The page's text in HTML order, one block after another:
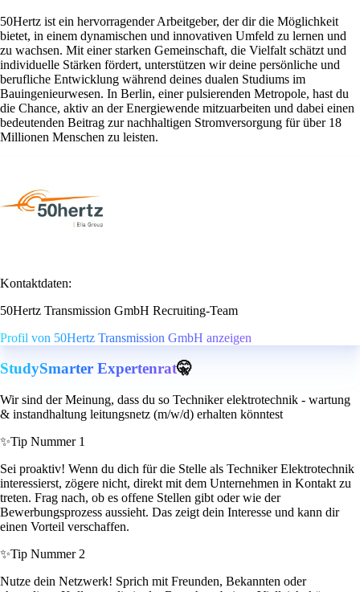
50Hertz ist ein hervorragender Arbeitgeber, der dir die Möglichkeit
bietet, in einem dynamischen und innovativen Umfeld zu lernen und
zu wachsen. Mit einer starken Gemeinschaft, die Vielfalt schätzt und
individuelle Stärken fördert, unterstützen wir deine persönliche und
berufliche Entwicklung während deines dualen Studiums im
Bauingenieurwesen. In Berlin, einer pulsierenden Metropole, hast du
die Chance, aktiv an der Energiewende mitzuarbeiten und dabei einen
bedeutenden Beitrag zur nachhaltigen Stromversorgung für über 18
Millionen Menschen zu leisten.
Kontaktdaten:
50Hertz Transmission GmbH Recruiting-Team
Profil von 50Hertz Transmission GmbH anzeigen
StudySmarter Expertenrat🤫
Wir sind der Meinung, dass du so Techniker elektrotechnik - wartung
& instandhaltung leitungsnetz (m/w/d) erhalten könntest
✨Tip Nummer 1
Sei proaktiv! Wenn du dich für die Stelle als Techniker Elektrotechnik
interessierst, zögere nicht, direkt mit dem Unternehmen in Kontakt zu
treten. Frag nach, ob es offene Stellen gibt oder wie der
Bewerbungsprozess aussieht. Das zeigt dein Interesse und kann dir
einen Vorteil verschaffen.
✨Tip Nummer 2
Nutze dein Netzwerk! Sprich mit Freunden, Bekannten oder